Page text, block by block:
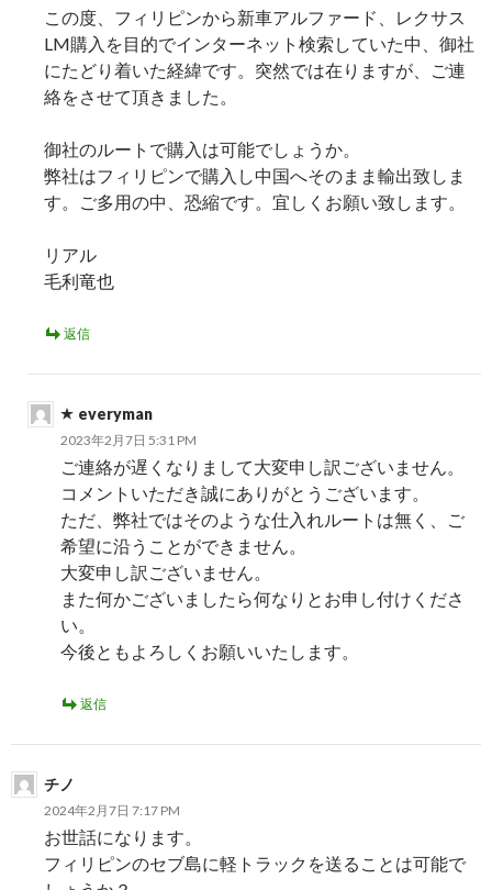
この度、フィリピンから新車アルファード、レクサス
LM購入を目的でインターネット検索していた中、御社
にたどり着いた経緯です。突然では在りますが、ご連
絡をさせて頂きました。
御社のルートで購入は可能でしょうか。
弊社はフィリピンで購入し中国へそのまま輸出致しま
す。ご多用の中、恐縮です。宜しくお願い致します。
リアル
毛利竜也
返信
everyman
2023年2月7日 5:31 PM
ご連絡が遅くなりまして大変申し訳ございません。
コメントいただき誠にありがとうございます。
ただ、弊社ではそのような仕入れルートは無く、ご
希望に沿うことができません。
大変申し訳ございません。
また何かございましたら何なりとお申し付けくださ
い。
今後ともよろしくお願いいたします。
返信
チノ
2024年2月7日 7:17 PM
お世話になります。
フィリピンのセブ島に軽トラックを送ることは可能で